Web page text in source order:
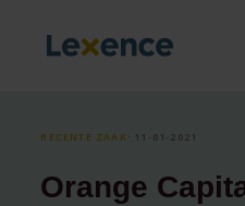
RECENTE ZAAK⸱ 11-01-2021
Orange